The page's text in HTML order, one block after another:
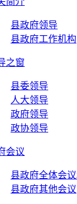
县政府领导
县政府工作机构
之窗
县委领导
人大领导
政府领导
政协领导
会议
县政府全体会
县政府其他会议